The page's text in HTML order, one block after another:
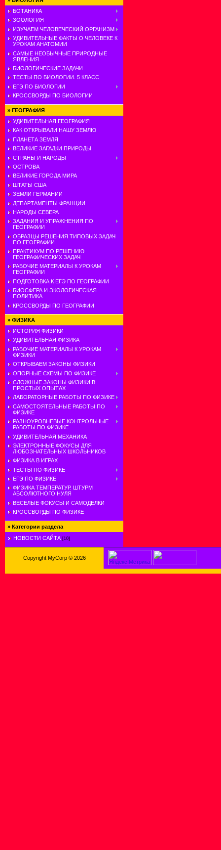
БОТАНИКА
ЗООЛОГИЯ
ИЗУЧАЕМ ЧЕЛОВЕЧЕСКИЙ ОРГАНИЗМ
УДИВИТЕЛЬНЫЕ ФАКТЫ О ЧЕЛОВЕКЕ К
УРОКАМ АНАТОМИИ
САМЫЕ НЕОБЫЧНЫЕ ПРИРОДНЫЕ
ЯВЛЕНИЯ
БИОЛОГИЧЕСКИЕ ЗАДАЧИ
ТЕСТЫ ПО БИОЛОГИИ. 5 КЛАСС
ЕГЭ ПО БИОЛОГИИ
КРОССВОРДЫ ПО БИОЛОГИИ
» ГЕОГРАФИЯ
УДИВИТЕЛЬНАЯ ГЕОГРАФИЯ
КАК ОТКРЫВАЛИ НАШУ ЗЕМЛЮ
ПЛАНЕТА ЗЕМЛЯ
ВЕЛИКИЕ ЗАГАДКИ ПРИРОДЫ
СТРАНЫ И НАРОДЫ
ОСТРОВА
ВЕЛИКИЕ ГОРОДА МИРА
ШТАТЫ США
ЗЕМЛИ ГЕРМАНИИ
ДЕПАРТАМЕНТЫ ФРАНЦИИ
НАРОДЫ СЕВЕРА
ЗАДАНИЯ И УПРАЖНЕНИЯ ПО
ГЕОГРАФИИ
ОБРАЗЦЫ РЕШЕНИЯ ТИПОВЫХ ЗАДАЧ
ПО ГЕОГРАФИИ
ПРАКТИКУМ ПО РЕШЕНИЮ
ГЕОГРАФИЧЕСКИХ ЗАДАЧ
РАБОЧИЕ МАТЕРИАЛЫ К УРОКАМ
ГЕОГРАФИИ
ПОДГОТОВКА К ЕГЭ ПО ГЕОГРАФИИ
БИОСФЕРА И ЭКОЛОГИЧЕСКАЯ
ПОЛИТИКА
КРОССВОРДЫ ПО ГЕОГРАФИИ
» ФИЗИКА
ИСТОРИЯ ФИЗИКИ
УДИВИТЕЛЬНАЯ ФИЗИКА
РАБОЧИЕ МАТЕРИАЛЫ К УРОКАМ
ФИЗИКИ
ОТКРЫВАЕМ ЗАКОНЫ ФИЗИКИ
ОПОРНЫЕ СХЕМЫ ПО ФИЗИКЕ
СЛОЖНЫЕ ЗАКОНЫ ФИЗИКИ В
ПРОСТЫХ ОПЫТАХ
ЛАБОРАТОРНЫЕ РАБОТЫ ПО ФИЗИКЕ
САМОСТОЯТЕЛЬНЫЕ РАБОТЫ ПО
ФИЗИКЕ
РАЗНОУРОВНЕВЫЕ КОНТРОЛЬНЫЕ
РАБОТЫ ПО ФИЗИКЕ
УДИВИТЕЛЬНАЯ МЕХАНИКА
ЭЛЕКТРОННЫЕ ФОКУСЫ ДЛЯ
ЛЮБОЗНАТЕЛЬНЫХ ШКОЛЬНИКОВ
ФИЗИКА В ИГРАХ
ТЕСТЫ ПО ФИЗИКЕ
ЕГЭ ПО ФИЗИКЕ
ФИЗИКА ТЕМПЕРАТУР. ШТУРМ
АБСОЛЮТНОГО НУЛЯ
ВЕСЕЛЫЕ ФОКУСЫ И САМОДЕЛКИ
КРОССВОРДЫ ПО ФИЗИКЕ
» Категории раздела
НОВОСТИ САЙТА [10]
Copyright MyCorp © 2026